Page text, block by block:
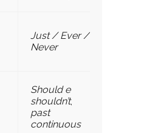
Just / Ever /
Never
Should e
shouldn’t,
past
continuous